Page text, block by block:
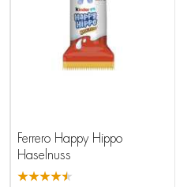
Ferrero Happy Hippo
Haselnuss
★★★★★